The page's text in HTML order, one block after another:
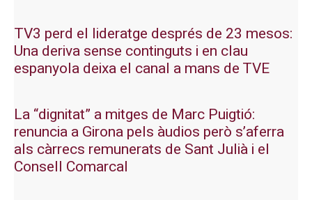
TV3 perd el lideratge després de 23 mesos:
Una deriva sense continguts i en clau
espanyola deixa el canal a mans de TVE
La “dignitat” a mitges de Marc Puigtió:
renuncia a Girona pels àudios però s’aferra
als càrrecs remunerats de Sant Julià i el
Consell Comarcal